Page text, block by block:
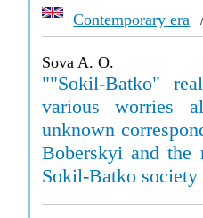
Contemporary era
Sova A. O.
""Sokil-Batko"
various worries
unknown
Boberskyi and the
Sokil-Batko